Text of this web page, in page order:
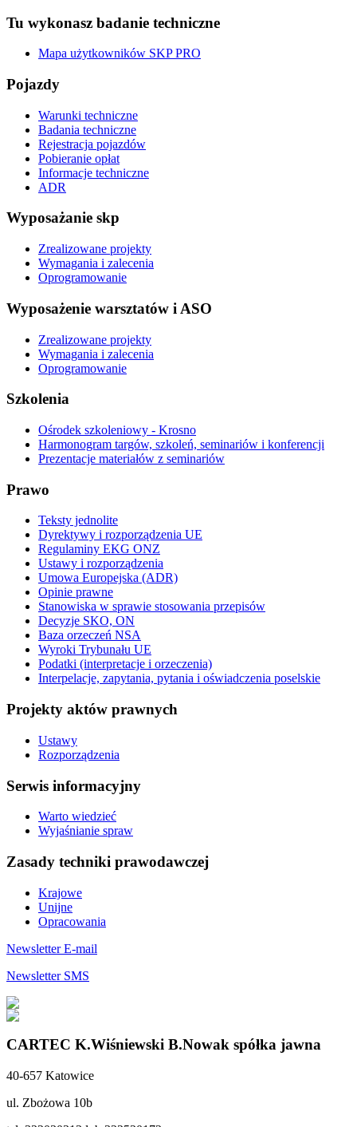
Tu wykonasz badanie techniczne
Mapa użytkowników SKP PRO
Pojazdy
Warunki techniczne
Badania techniczne
Rejestracja pojazdów
Pobieranie opłat
Informacje techniczne
ADR
Wyposażanie skp
Zrealizowane projekty
Wymagania i zalecenia
Oprogramowanie
Wyposażenie warsztatów i ASO
Zrealizowane projekty
Wymagania i zalecenia
Oprogramowanie
Szkolenia
Ośrodek szkoleniowy - Krosno
Harmonogram targów, szkoleń, seminariów i konferencji
Prezentacje materiałów z seminariów
Prawo
Teksty jednolite
Dyrektywy i rozporządzenia UE
Regulaminy EKG ONZ
Ustawy i rozporządzenia
Umowa Europejska (ADR)
Opinie prawne
Stanowiska w sprawie stosowania przepisów
Decyzje SKO, ON
Baza orzeczeń NSA
Wyroki Trybunału UE
Podatki (interpretacje i orzeczenia)
Interpelacje, zapytania, pytania i oświadczenia poselskie
Projekty aktów prawnych
Ustawy
Rozporządzenia
Serwis informacyjny
Warto wiedzieć
Wyjaśnianie spraw
Zasady techniki prawodawczej
Krajowe
Unijne
Opracowania
Newsletter E-mail
Newsletter SMS
CARTEC K.Wiśniewski B.Nowak spółka jawna
40-657 Katowice
ul. Zbożowa 10b